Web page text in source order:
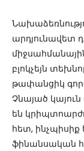
արդյունավետ
բլոկչեյն
թափանցիկ
Չնայած
են
հետ, ինչպիսիք
ֆինանսական